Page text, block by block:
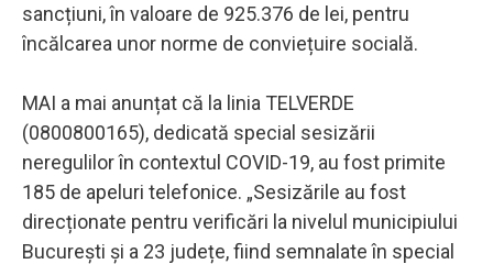
sancțiuni, în valoare de 925.376 de lei, pentru
încălcarea unor norme de conviețuire socială.
MAI a mai anunțat că la linia TELVERDE
(0800800165), dedicată special sesizării
neregulilor în contextul COVID-19, au fost primite
185 de apeluri telefonice. „Sesizările au fost
direcționate pentru verificări la nivelul municipiului
București și a 23 județe, fiind semnalate în special